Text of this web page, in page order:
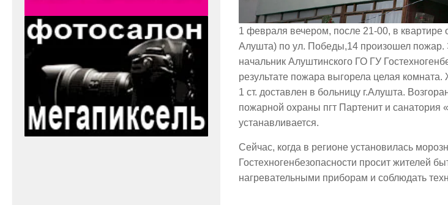
1 февраля вечером, после 21-00, в
Алушта) по ул. Победы,14 произошел пожар.
начальник Алуштинского ГО ГУ
результате пожара выгорела целая
1 ст. доставлен в больницу г.Алушта.
пожарной охраны пгт Партенит и
устанавливается.
Сейчас, когда в регионе установилась
Гостехногенбезопасности просит жителей
нагревательными приборам и соблюдать